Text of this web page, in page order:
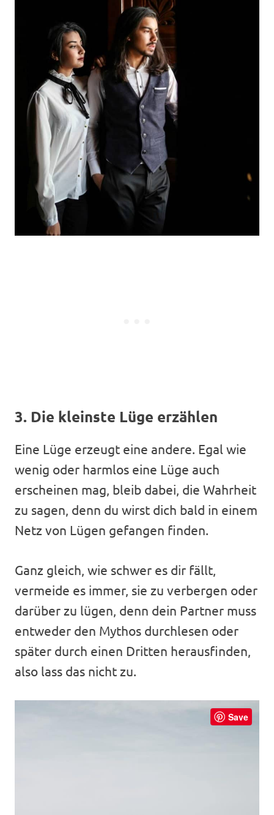
3. Die kleinste Lüge erzählen
Eine Lüge erzeugt eine andere. Egal wie
wenig oder harmlos eine Lüge auch
erscheinen mag, bleib dabei, die Wahrheit
zu sagen, denn du wirst dich bald in einem
Netz von Lügen gefangen finden.
Ganz gleich, wie schwer es dir fällt,
vermeide es immer, sie zu verbergen oder
darüber zu lügen, denn dein Partner muss
entweder den Mythos durchlesen oder
später durch einen Dritten herausfinden,
also lass das nicht zu.
Save